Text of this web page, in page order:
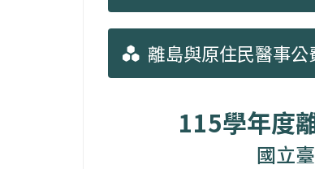
離島與原住民醫事公
115學年度
國立